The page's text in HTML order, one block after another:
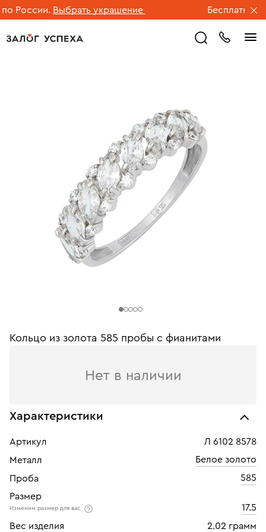
России. Выбрать украшение Бесплатная
Кольцо из золота 585 пробы c фианитами
Нет в наличии
Характеристики
Артикул
Л 6102 8578
Металл
Белое золото
Проба
585
Размер
Изменим размер для вас
17.5
Вес изделия
2.02 грамм